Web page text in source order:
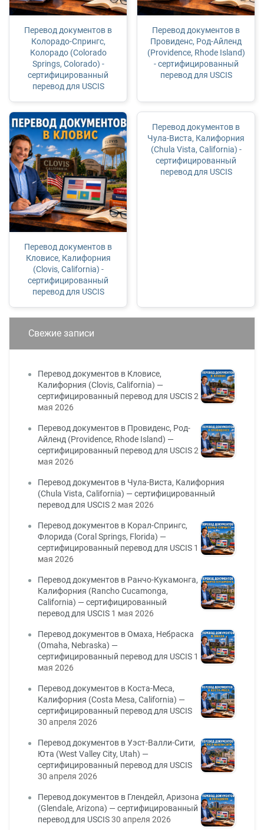
Перевод документов в
Колорадо-Спрингс,
Колорадо (Colorado
Springs, Colorado) -
сертифицированный
перевод для USCIS
Перевод документов в
Провиденс, Род-Айленд
(Providence, Rhode Island)
- сертифицированный
перевод для USCIS
Перевод документов в
Кловисе, Калифорния
(Clovis, California) -
сертифицированный
перевод для USCIS
Перевод документов в
Чула-Виста, Калифорния
(Chula Vista, California) -
сертифицированный
перевод для USCIS
Свежие записи
Перевод документов в Кловисе,
Калифорния (Clovis, California) —
сертифицированный перевод для USCIS2
мая 2026
Перевод документов в Провиденс, Род-
Айленд (Providence, Rhode Island) —
сертифицированный перевод для USCIS2
мая 2026
Перевод документов в Чула-Виста, Калифорния
(Chula Vista, California) — сертифицированный
перевод для USCIS2 мая 2026
Перевод документов в Корал-Спрингс,
Флорида (Coral Springs, Florida) —
сертифицированный перевод для USCIS 1
мая 2026
Перевод документов в Ранчо-Кукамонга,
Калифорния (Rancho Cucamonga,
California) — сертифицированный
перевод для USCIS 1 мая 2026
Перевод документов в Омаха, Небраска
(Omaha, Nebraska) —
сертифицированный перевод для USCIS 1
мая 2026
Перевод документов в Коста-Меса,
Калифорния (Costa Mesa, California) —
сертифицированный перевод для USCIS
30 апреля 2026
Перевод документов в Уэст-Валли-Сити,
Юта (West Valley City, Utah) —
сертифицированный перевод для USCIS
30 апреля 2026
Перевод документов в Глендейл, Аризона
(Glendale, Arizona) — сертифицированный
перевод для USCIS30 апреля 2026